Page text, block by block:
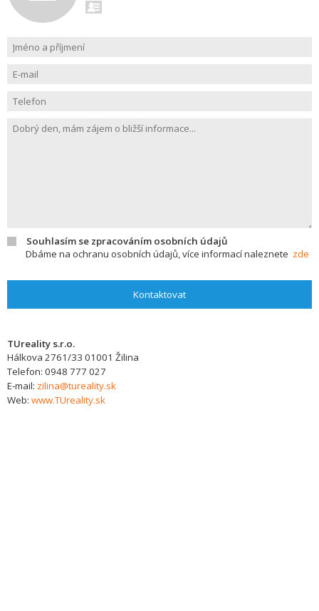
Souhlasím se zpracováním osobních údajů
Dbáme na ochranu osobních údajů, více informací naleznete zde
Kontaktovat
TUreality s.r.o.
Hálkova 2761/33 01001 Žilina
Telefon: 0948 777 027
E-mail: zilina@tureality.sk
Web: www.TUreality.sk